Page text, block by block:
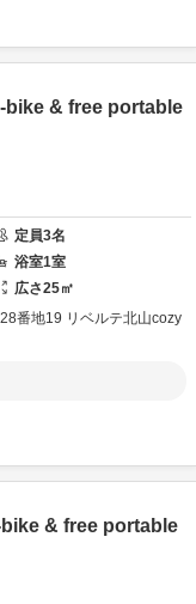
bike & free portable
定員3名
浴室1室
広さ25㎡
番地19 リベルテ北山cozy
& free portable